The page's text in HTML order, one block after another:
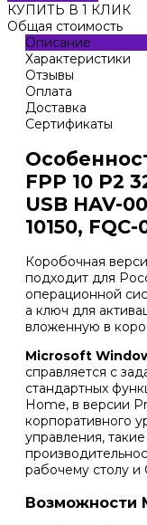
КУПИТЬ В 1 КЛИК
Общая стоимость
Описание
Характеристики
Отзывы
Оплата
Доставка
Сертификаты
FPP 10 P2
USB HAV-
10150, FQC-
Коробочная
подходит для
операционной
а ключ для
вложенную в
Microsoft
справляется c
стандартных
Home, в версии
корпоративного
управления,
рабочему столу и
Возможности